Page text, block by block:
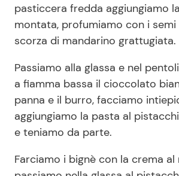
pasticcera fredda aggiungiamo
montata, profumiamo con i semi
scorza di mandarino grattugiata.
Passiamo alla glassa e nel
a fiamma bassa il cioccolato
panna e il burro, facciamo
aggiungiamo la pasta al
e teniamo da parte.
Farciamo i bignè con la crema